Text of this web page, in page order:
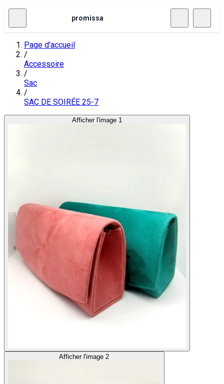
promissa
Page d'accueil
/
Accessoire
/
Sac
/
SAC DE SOIRÉE 25-7
Afficher l'image 1
Afficher l'image 2